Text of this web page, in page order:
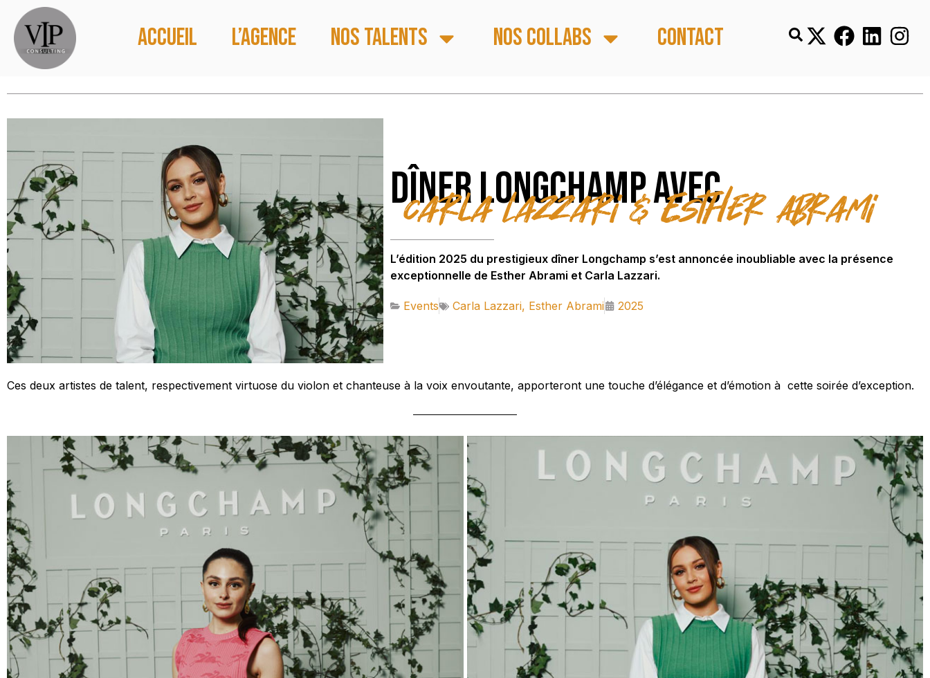
Accueil L’agence Nos talents Nos collabs Contact
Dîner Longchamp avec
Carla Lazzari & Esther Abrami
L’édition 2025 du prestigieux dîner Longchamp s’est annoncée inoubliable avec la présence
exceptionnelle de Esther Abrami et Carla Lazzari.
Events Carla Lazzari, Esther Abrami 2025
Ces deux artistes de talent, respectivement virtuose du violon et chanteuse à la voix envoutante, apporteront une touche d’élégance et d’émotion à cette soirée d’exception.